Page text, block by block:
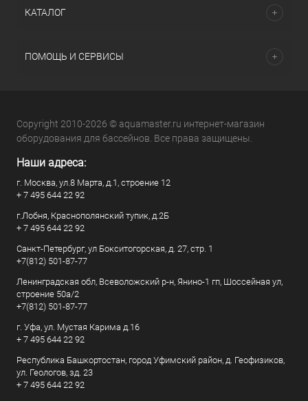
КАТАЛОГ
ПОМОЩЬ И СЕРВИСЫ
Copyright 2010-2026 © aquamaster.ru интернет-магазин
оборудования для бассейнов. Все права защищены.
Наши адреса:
г. Москва, ул.8 Марта, д.1, строение 12
+ 7 495 644 22 92
г.Лобня, Краснополянский тупик, д.2Б
+ 7 495 644 22 92
Санкт-Петербург, ул Бокситогорская, д. 27, стр. 1
+7(812) 501-87-77
Ленинградская обл, Всеволожский р-н, Янино-1 гп, Шоссейная ул,
строение 50а/2
+7(812) 501-87-77
г. Уфа, ул. Мустая Карима д.16
+ 7 495 644 22 92
Республика Башкортостан, город Уфимский район, д. Геофизиков,
ул. Геологов, зд. 23
+ 7 495 644 22 92